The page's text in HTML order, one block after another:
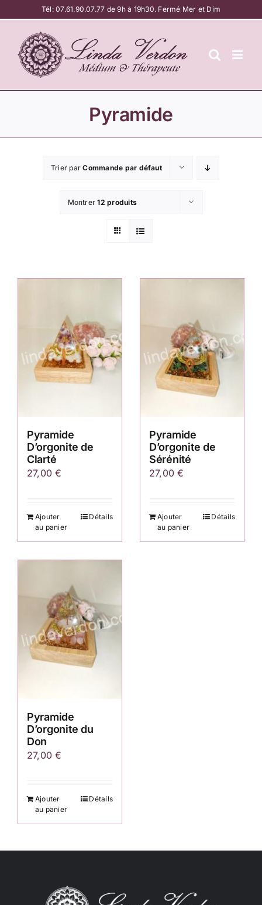
au
contenu
Tél:07.61.90.07.77 de 9h à 19h30. Fermé Mer et Dim
Pyramide
Trier parCommande par défaut
Montrer12 produits
Pyramide
D’orgonite de
Clarté
27,00€
Ajouter
au panier
Détails
Pyramide
D’orgonite de
Sérénité
27,00€
Ajouter
au panier
Détails
Pyramide
D’orgonite du
Don
27,00€
Ajouter
au panier
Détails